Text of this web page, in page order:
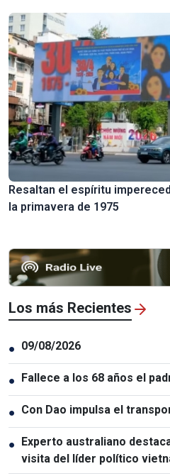
Resaltan el espíritu
la primavera de 1975
Los más Recientes
● 09/08/2026
● Fallece a los 68 años el
● Con Dao impulsa el
● Experto australiano
visita del líder político